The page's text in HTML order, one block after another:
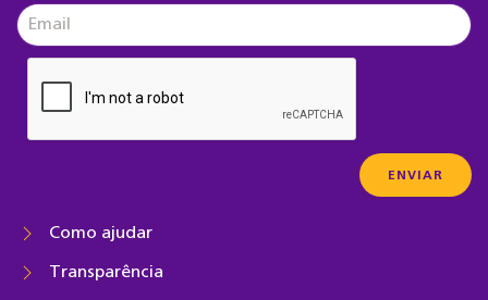
Como ajudar
Transparência